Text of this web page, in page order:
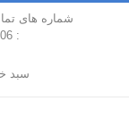
: 88179106-021
سبد